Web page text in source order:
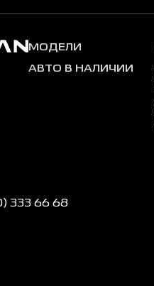
МОДЕЛИ
АВТО В НАЛИЧИИ
333 66 68